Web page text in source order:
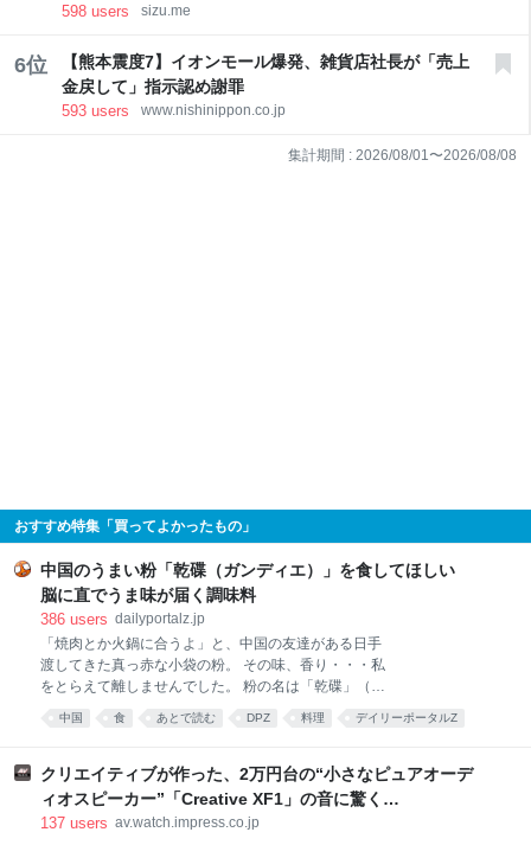
598 users sizu.me
6位
【熊本震度7】イオンモール爆発、雑貨店社長が「売上
金戻して」指示認め謝罪
593 users www.nishinippon.co.jp
集計期間 : 2026/08/01 〜2026/08/08
おすすめ特集「買ってよかったもの」
中国のうまい粉「乾碟（ガンディエ）」を食してほしい
脳に直でうま味が届く調味料
386 users dailyportalz.jp
「焼肉とか火鍋に合うよ」と、中国の友達がある日手
渡してきた真っ赤な小袋の粉。 その味、香り・・・私
をとらえて離しませんでした。 粉の名は「乾碟」（ガ
た、脳に直でうま味が届く調味料です。 そんな乾碟を
した。 真っ赤な小袋に入った粉 大学院生のころ、中国
の東北地方から来た留学生の女の子と仲良くなりまし
た。 彼女は辛い物が大好き。「日本には辛い食べ物が
ない」と、中国のショッピングサイト「淘宝」（タオ
中国 食 あとで読む DPZ 料理 デイリーポータルZ
クリエイティブが作った、2万円台の“小さなピュアオーデ
ィオスピーカー”「Creative XF1」の音に驚く
[Sponsored]
137 users av.watch.impress.co.jp